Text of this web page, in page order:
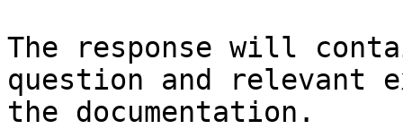
The response will
question and relevant
the documentation.